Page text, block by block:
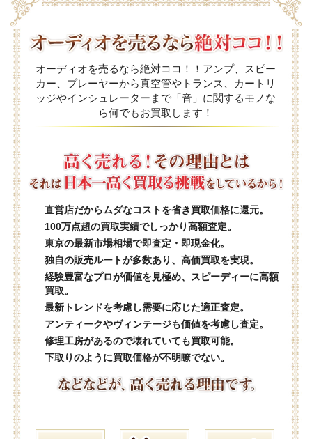
オーディオを売るなら絶対ココ！！アンプ、スピー
カー、プレーヤーから真空管やトランス、カートリ
ッジやインシュレーターまで「音」に関するモノな
ら何でもお買取します！
直営店だからムダなコストを省き買取価格に還元。
100万点超の買取実績でしっかり高額査定。
東京の最新市場相場で即査定・即現金化。
独自の販売ルートが多数あり、高価買取を実現。
経験豊富なプロが価値を見極め、スピーディーに高額
買取。
最新トレンドを考慮し需要に応じた適正査定。
アンティークやヴィンテージも価値を考慮し査定。
修理工房があるので壊れていても買取可能。
下取りのように買取価格が不明瞭でない。